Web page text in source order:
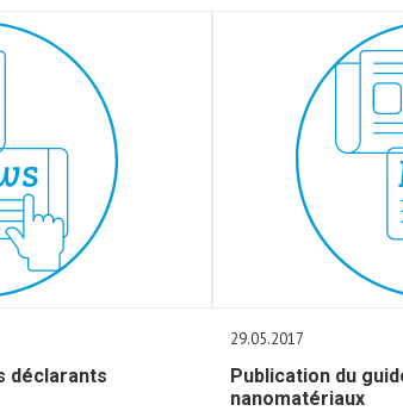
déclarants
29.05.2017
Publication du
nanomatériaux